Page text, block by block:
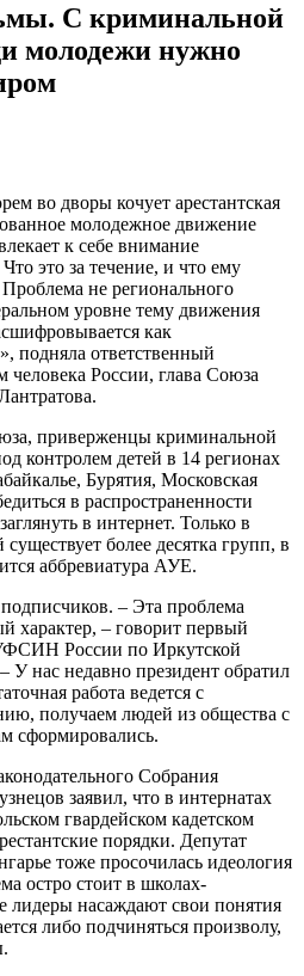
С криминальной
молодежи нужно
во дворы кочует арестантская
молодежное движение
к себе внимание
это за течение, и что ему
не регионального
уровне тему движения
как
подняла ответственный
человека России, глава Союза
приверженцы криминальной
контролем детей в 14 регионах
Бурятия, Московская
в распространенности
в интернет. Только в
более десятка групп, в
аббревиатура АУЕ.
– Эта проблема
характер, – говорит первый
России по Иркутской
У нас недавно президент обратил
работа ведется с
получаем людей из общества с
сформировались.
Собрания
заявил, что в интернатах
гвардейском кадетском
порядки. Депутат
тоже просочилась идеология
остро стоит в школах-
лидеры насаждают свои понятия
либо подчиняться произволу,